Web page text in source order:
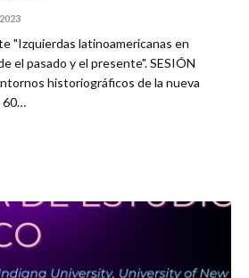
"Izquierdas latinoamericanas en
el pasado y el presente". SESIÓN
historiográficos de la nueva
60…